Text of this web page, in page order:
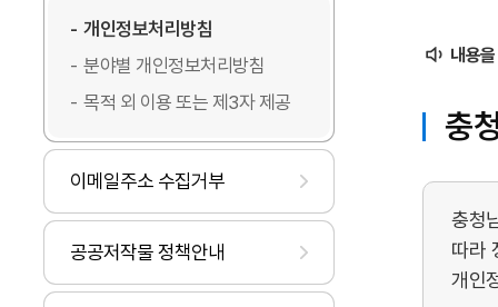
개인정보처리방침
분야별 개인정보처리방침
목적 외 이용 또는 제3자 제공
이메일주소 수집거부
공공저작물 정책안내
내용
충
충청
따라
개인